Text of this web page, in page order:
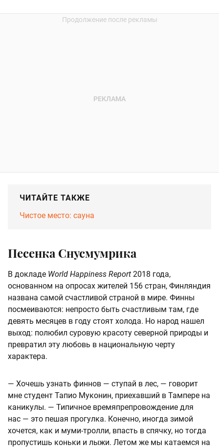
ЧИТАЙТЕ ТАКЖЕ
Чистое место: сауна
Песенка Снусмумрика
В докладе World Happiness Report 2018 года,
основанном на опросах жителей 156 стран, Финляндия
названа самой счастливой страной в мире. Финны
посмеиваются: непросто быть счастливым там, где
девять месяцев в году стоят холода. Но народ нашел
выход: полюбил суровую красоту северной природы и
превратил эту любовь в национальную черту
характера.
— Хочешь узнать финнов — ступай в лес, — говорит
мне студент Тапио Муконин, приехавший в Тампере на
каникулы. — Типичное времяпрепровождение для
нас — это пешая прогулка. Конечно, иногда зимой
хочется, как и муми-тролли, впасть в спячку, но тогда
пропустишь коньки и лыжи. Летом же мы катаемся на